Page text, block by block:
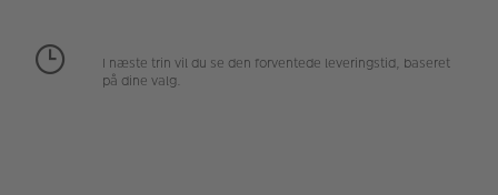
Velkomstskilt
I næste trin vil du se den forventede leveringstid, baseret
på dine valg.